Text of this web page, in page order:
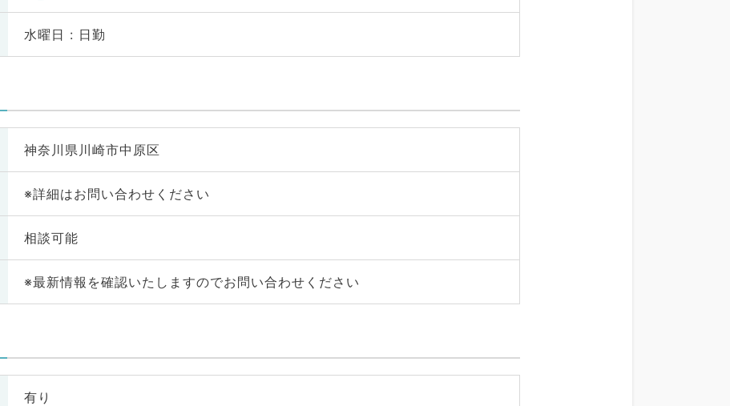
水曜日 : 日勤
神奈川県川崎市中原区
※詳細はお問い合わせください
相談可能
※最新情報を確認いたしますのでお問い合わせください
有り